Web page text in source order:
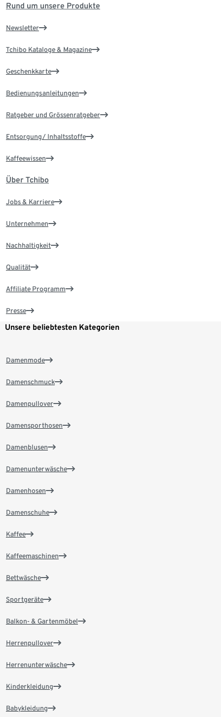
Rund um unsere Produkte
Newsletter
Tchibo Kataloge & Magazine
Geschenkkarte
Bedienungsanleitungen
Ratgeber und Grössenratgeber
Entsorgung/ Inhaltsstoffe
Kaffeewissen
Über Tchibo
Jobs & Karriere
Unternehmen
Nachhaltigkeit
Qualität
Affiliate Programm
Presse
Unsere beliebtesten Kategorien
Damenmode
Damenschmuck
Damenpullover
Damensporthosen
Damenblusen
Damenunterwäsche
Damenhosen
Damenschuhe
Kaffee
Kaffeemaschinen
Bettwäsche
Sportgeräte
Balkon- & Gartenmöbel
Herrenpullover
Herrenunterwäsche
Kinderkleidung
Babykleidung